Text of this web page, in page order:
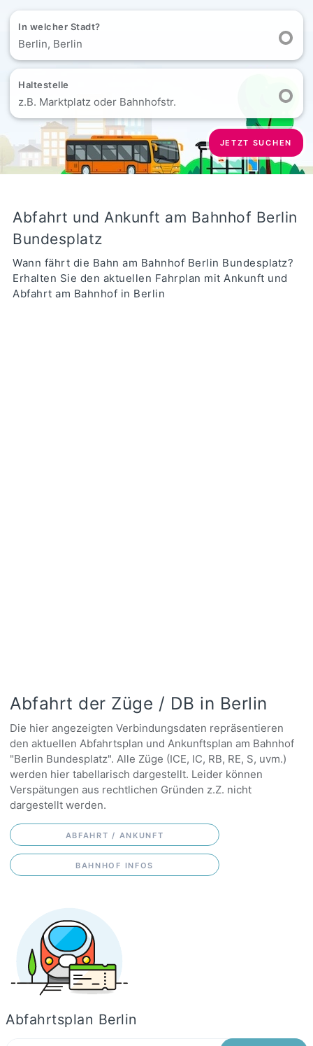
In welcher Stadt?
Berlin, Berlin
Haltestelle
z.B. Marktplatz oder Bahnhofstr.
JETZT SUCHEN
Abfahrt und Ankunft am Bahnhof Berlin
Bundesplatz
Wann fährt die Bahn am Bahnhof Berlin Bundesplatz?
Erhalten Sie den aktuellen Fahrplan mit Ankunft und
Abfahrt am Bahnhof in Berlin
Abfahrt der Züge / DB in Berlin
Die hier angezeigten Verbindungsdaten repräsentieren
den aktuellen Abfahrtsplan und Ankunftsplan am Bahnhof
"Berlin Bundesplatz". Alle Züge (ICE, IC, RB, RE, S, uvm.)
werden hier tabellarisch dargestellt. Leider können
Verspätungen aus rechtlichen Gründen z.Z. nicht
dargestellt werden.
ABFAHRT / ANKUNFT
BAHNHOF INFOS
Abfahrtsplan Berlin